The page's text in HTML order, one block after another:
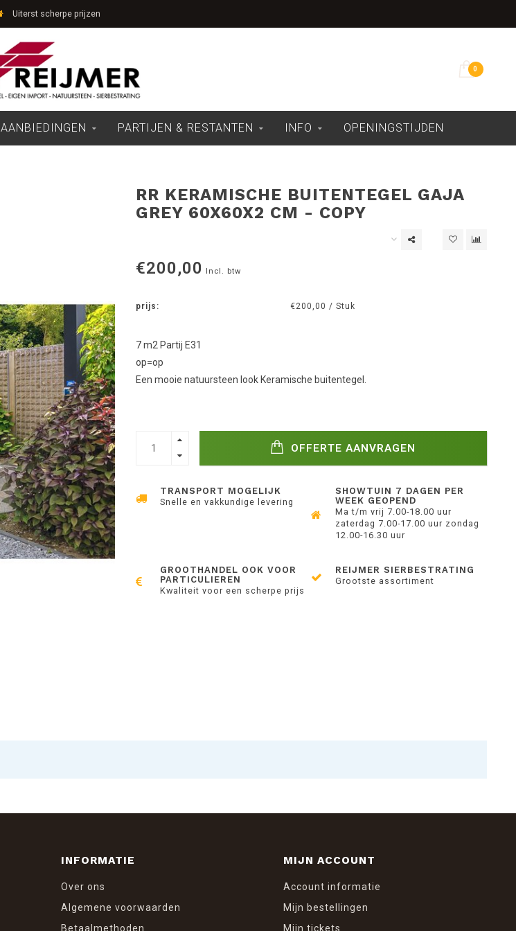
Uiterst scherpe prijzen
0
AANBIEDINGEN PARTIJEN & RESTANTEN INFO OPENINGSTIJDEN
RR KERAMISCHE BUITENTEGEL GAJA
GREY 60X60X2 CM - COPY
€200,00 Incl. btw
prijs: €200,00 / Stuk
7 m2 Partij E31
op=op
Een mooie natuursteen look Keramische buitentegel.
OFFERTE AANVRAGEN
TRANSPORT MOGELIJK
Snelle en vakkundige levering
SHOWTUIN 7 DAGEN PER
WEEK GEOPEND
Ma t/m vrij 7.00-18.00 uur
zaterdag 7.00-17.00 uur zondag
12.00-16.30 uur
GROOTHANDEL OOK VOOR
PARTICULIEREN
Kwaliteit voor een scherpe prijs
REIJMER SIERBESTRATING
Grootste assortiment
INFORMATIE
Over ons
Algemene voorwaarden
Betaalmethoden
MIJN ACCOUNT
Account informatie
Mijn bestellingen
Mijn tickets